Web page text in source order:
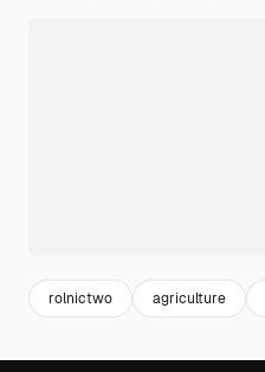
rolnictwo agriculture